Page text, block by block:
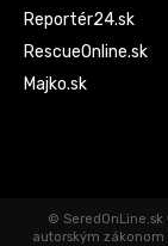
Reportér24.sk
RescueOnline.sk
Majko.sk
©
autorským